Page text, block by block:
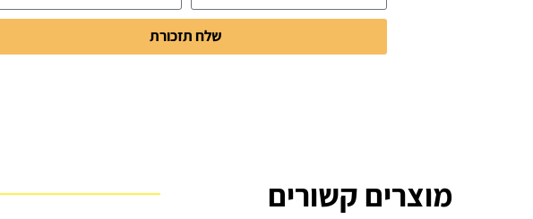
שלח תזכורת
מוצרים קשורים